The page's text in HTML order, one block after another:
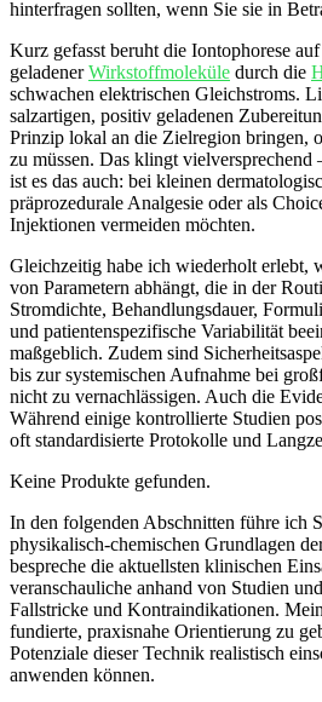
hinterfragen sollten, wenn Sie sie in
Kurz gefasst beruht die Iontophorese
geladenerWirkstoffmoleküle durch die
⁢schwachen elektrischen Gleichstroms.
salzartigen, positiv ⁢geladenen​
Prinzip lokal an die Zielregion bringen,
zu müssen. Das klingt vielversprechend
ist es ‍das​ auch: bei kleinen
präprozedurale⁣ Analgesie oder als
Injektionen ​vermeiden möchten.
Gleichzeitig‍ habe ich wiederholt erlebt,
von Parametern⁢ abhängt, die in‍ der
Stromdichte, ‍Behandlungsdauer,
und patientenspezifische Variabilität
maßgeblich. Zudem ‍sind
bis ‌zur systemischen ‌Aufnahme‍ bei
nicht zu vernachlässigen. Auch die
Während einige kontrollierte​ Studien
oft standardisierte Protokolle und
Keine Produkte gefunden.
In ⁢den folgenden Abschnitten führe ich​
physikalisch‑chemischen Grundlagen
bespreche die aktuellsten klinischen
veranschauliche anhand von Studien
Fallstricke und Kontraindikationen.
fundierte, praxisnahe ​Orientierung zu
Potenziale ​dieser Technik‌ realistisch
anwenden können.